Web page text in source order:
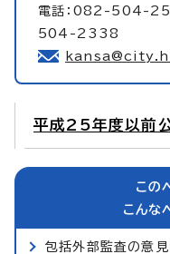
電話：082-504-
504-2338
平成25年度以前
この
こんな
包括外部監査の意見